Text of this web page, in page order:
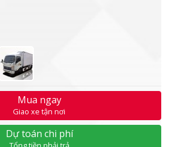
Mua ngay
Giao xe tận nơi
Dự toán chi phí